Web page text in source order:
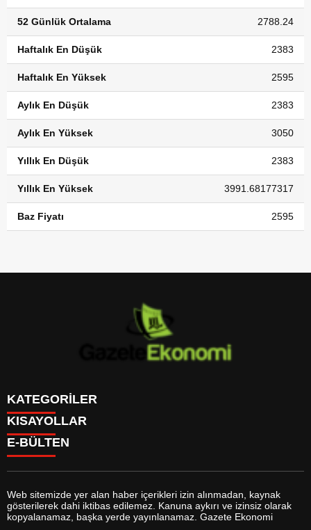
52 Günlük Ortalama 2788.24
Haftalık En Düşük 2383
Haftalık En Yüksek 2595
Aylık En Düşük 2383
Aylık En Yüksek 3050
Yıllık En Düşük 2383
Yıllık En Yüksek 3991.68177317
Baz Fiyatı 2595
KATEGORİLER
GÜNDEM
DÜNYA
SİYASET
MAGAZİN
SAĞLIK
EĞİTİM
YAŞAM
KISAYOLLAR
BURÇLAR
FİKSTÜR
FİRMA EKLE
FİRMA REHBERİ
E-BÜLTEN
gazeteekonomi.com e-bültenine abone olarak, tarafınıza haber,
Web sitemizde yer alan haber içerikleri izin alınmadan, kaynak
gösterilerek dahi iktibas edilemez. Kanuna aykırı ve izinsiz olarak
kopyalanamaz, başka yerde yayınlanamaz. Gazete Ekonomi